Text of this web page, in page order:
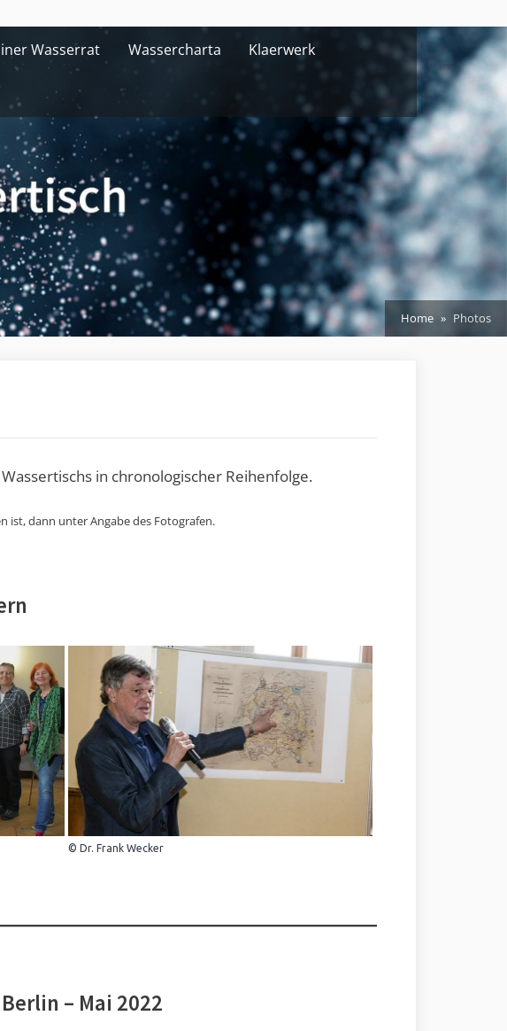
Wasserrat Wassercharta Klaerwerk
Home Photos
in chronologischer Reihenfolge.
ist, dann unter Angabe des Fotografen.
© Dr. Frank Wecker
– Mai 2022